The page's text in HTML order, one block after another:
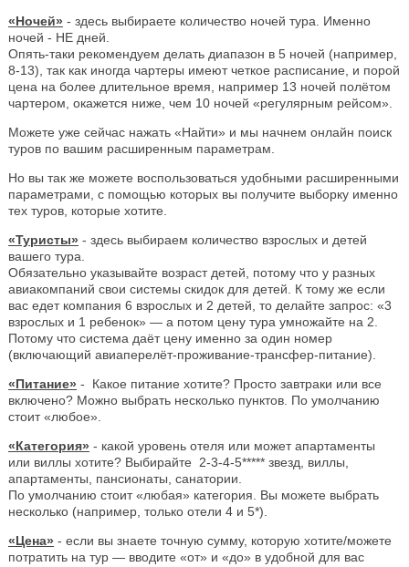
«Ночей» - здесь выбираете количество ночей тура. Именно
ночей - НЕ дней.
Опять-таки рекомендуем делать диапазон в 5 ночей (например,
8-13), так как иногда чартеры имеют четкое расписание, и порой
цена на более длительное время, например 13 ночей полётом
чартером, окажется ниже, чем 10 ночей «регулярным рейсом».
Можете уже сейчас нажать «Найти» и мы начнем онлайн поиск
туров по вашим расширенным параметрам.
Но вы так же можете воспользоваться удобными расширенными
параметрами, с помощью которых вы получите выборку именно
тех туров, которые хотите.
«Туристы» - здесь выбираем количество взрослых и детей
вашего тура.
Обязательно указывайте возраст детей, потому что у разных
авиакомпаний свои системы скидок для детей. К тому же если
вас едет компания 6 взрослых и 2 детей, то делайте запрос: «3
взрослых и 1 ребенок» — а потом цену тура умножайте на 2.
Потому что система даёт цену именно за один номер
(включающий авиаперелёт-проживание-трансфер-питание).
«Питание» - Какое питание хотите? Просто завтраки или все
включено? Можно выбрать несколько пунктов. По умолчанию
стоит «любое».
«Категория» - какой уровень отеля или может апартаменты
или виллы хотите? Выбирайте 2-3-4-5***** звезд, виллы,
апартаменты, пансионаты, санатории.
По умолчанию стоит «любая» категория. Вы можете выбрать
несколько (например, только отели 4 и 5*).
«Цена» - если вы знаете точную сумму, которую хотите/можете
потратить на тур — вводите «от» и «до» в удобной для вас